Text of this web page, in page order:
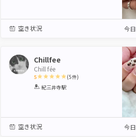
空き状況 今日
Chillfee
Chill fée
5
1 2 3 4 5
(5件)
紀三井寺駅
空き状況 今日